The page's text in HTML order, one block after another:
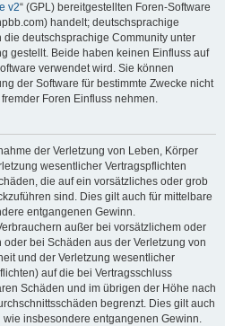
v2“ (GPL) bereitgestellten Foren-Software
handelt; deutschsprachige
die deutschsprachige Community unter
gestellt. Beide haben keinen Einfluss auf
verwendet wird. Sie können
der Software für bestimmte Zwecke nicht
Foren Einfluss nehmen.
der Verletzung von Leben, Körper
wesentlicher Vertragspflichten
die auf ein vorsätzliches oder grob
sind. Dies gilt auch für mittelbare
entgangenen Gewinn.
außer bei vorsätzlichem oder
bei Schäden aus der Verletzung von
und der Verletzung wesentlicher
auf die bei Vertragsschluss
Schäden und im übrigen der Höhe nach
begrenzt. Dies gilt auch
insbesondere entgangenen Gewinn.